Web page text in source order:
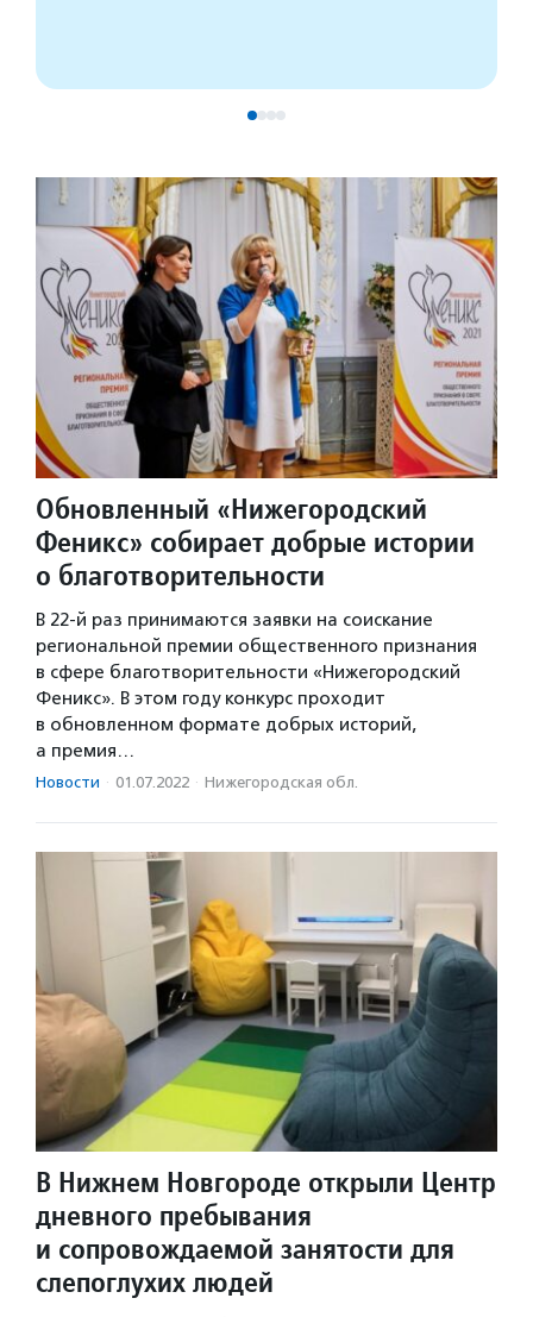
Обновленный «Нижегородский
Феникс» собирает добрые истории
о благотворительности
В 22-й раз принимаются заявки на соискание
региональной премии общественного признания
в сфере благотворительности «Нижегородский
Феникс». В этом году конкурс проходит
в обновленном формате добрых историй,
а премия…
Новости · 01.07.2022 · Нижегородская обл.
В Нижнем Новгороде открыли Центр
дневного пребывания
и сопровождаемой занятости для
слепоглухих людей